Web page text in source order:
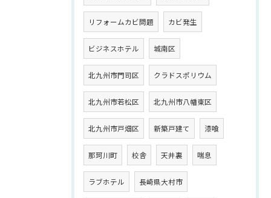
リフォームカビ問題 カビ発生
ビジネスホテル 城南区
北九州市門司区 クラドスポリウム
北九州市若松区 北九州市八幡東区
北九州市戸畑区 新築戸建て 漆喰
那珂川町 校舎 天井裏 喘息
ラブホテル 長崎県大村市